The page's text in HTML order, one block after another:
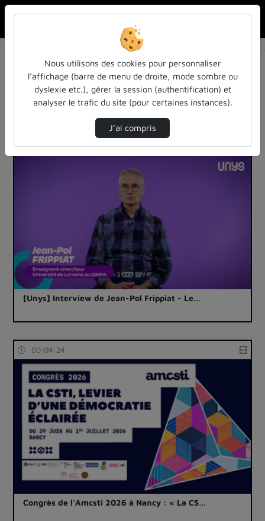
1296 vidéos trouvées
Audio Vidéo Statistiques de vues
Direction de tri
00:03:17
[Unys] Interview de Jean-Pol Frippiat - Le…
00:04:24
Congrès de l’Amcsti 2026 à Nancy : « La CS…
Nous utilisons des cookies pour personnaliser
l’affichage (barre de menu de droite, mode sombre ou
dyslexie etc.), gérer la session (authentification) et
analyser le trafic du site (pour certaines instances).
J’ai compris